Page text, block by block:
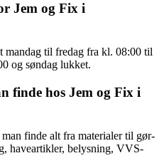
Jem og Fix i
mandag til fredag fra kl. 08:00 til
og søndag lukket.
finde hos Jem og Fix i
finde alt fra materialer til gør-
haveartikler, belysning, VVS-